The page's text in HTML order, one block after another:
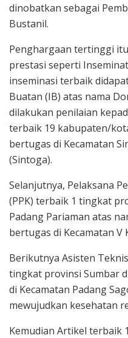
dinobatkan sebagai
Bustanil.
Penghargaan tertinggi
prestasi seperti
inseminasi terbaik
Buatan (IB) atas nama
dilakukan penilaian
terbaik 19 kabupaten/
bertugas di Kecamatan
(Sintoga).
Selanjutnya, Pelaksana
(PPK) terbaik 1 tingkat
Padang Pariaman atas
bertugas di Kecamatan V
Berikutnya Asisten
tingkat provinsi Sumbar
di Kecamatan Padang
mewujudkan kesehatan
Kemudian Artikel terbaik